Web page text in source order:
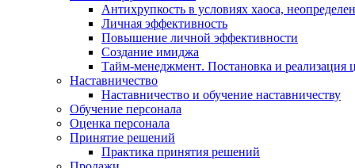
Антихрупкость в условиях хаоса,
Личная эффективность
Повышение личной эффективности
Создание имиджа
Тайм-менеджмент. Постановка и реализация
Наставничество
Наставничество и обучение наставничеству
Обучение персонала
Оценка персонала
Принятие решений
Практика принятия решений